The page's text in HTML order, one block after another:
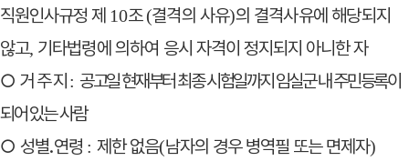
직원인사규정 제 10조(결격의 사유)의 결격사유에 해당되지
않고, 기타법령에 의하여 응시 자격이 정지되지 아니한 자
○ 거 주 지 : 공고일 현재부터 최종 시험일까지 임실군 내 주민등록이
되어있는 사람
○ 성별․연령 : 제한 없음(남자의 경우 병역필 또는 면제자)